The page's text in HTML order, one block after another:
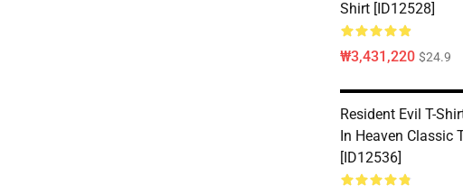
Shirt [ID12528]
₩3,431,220 $24.9
Resident Evil T-
In Heaven Classic
[ID12536]